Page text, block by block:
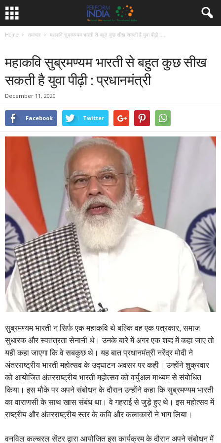
Home समाचार महाकवि सुब्रमण्यम भारती से बहुत कुछ सीख सकती है युवा पीढ़ी :...
महाकवि सुब्रमण्यम भारती से बहुत कुछ सीख
सकती है युवा पीढ़ी : प्रधानमंत्री
December 11, 2020
Facebook Twitter
सुब्रमण्यम भारती न सिर्फ एक महाकवि थे बल्कि वह एक पत्रकार, समाज
सुधारक और स्वतंत्रता सेनानी थे। उनके बारे में अगर एक शब्द में कहा जाए तो
यही कहा जाएगा कि वे सबकुछ थे। यह बात प्रधानमंत्री नरेंद्र मोदी ने
अंतरराष्ट्रीय भारती महोत्सव के उद्घाटन अवसर पर कही। उन्होंने शुक्रवार
को आयोजित अंतरराष्ट्रीय भारती महोत्सव को वर्चुअल माध्यम से संबोधित
किया। इस मौके पर अपने संबोधन के दौरान उन्होंने कहा कि सुब्रमण्यम भारती
का वाराणसी के साथ खास संबंध था। वे गहराई से जुड़े हुए थे। इस महोत्सव में
राष्ट्रीय और अंतरराष्ट्रीय स्तर के कवि और कलाकारों ने भाग लिया।
वनविल कल्चरल सेंटर द्वारा आयोजित इस कार्यक्रम के दौरान अपने संबोधन में